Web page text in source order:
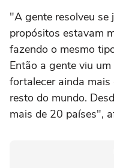
"A gente resolveu se
propósitos estavam
fazendo o mesmo
Então a gente viu
fortalecer ainda
resto do mundo.
mais de 20 países",